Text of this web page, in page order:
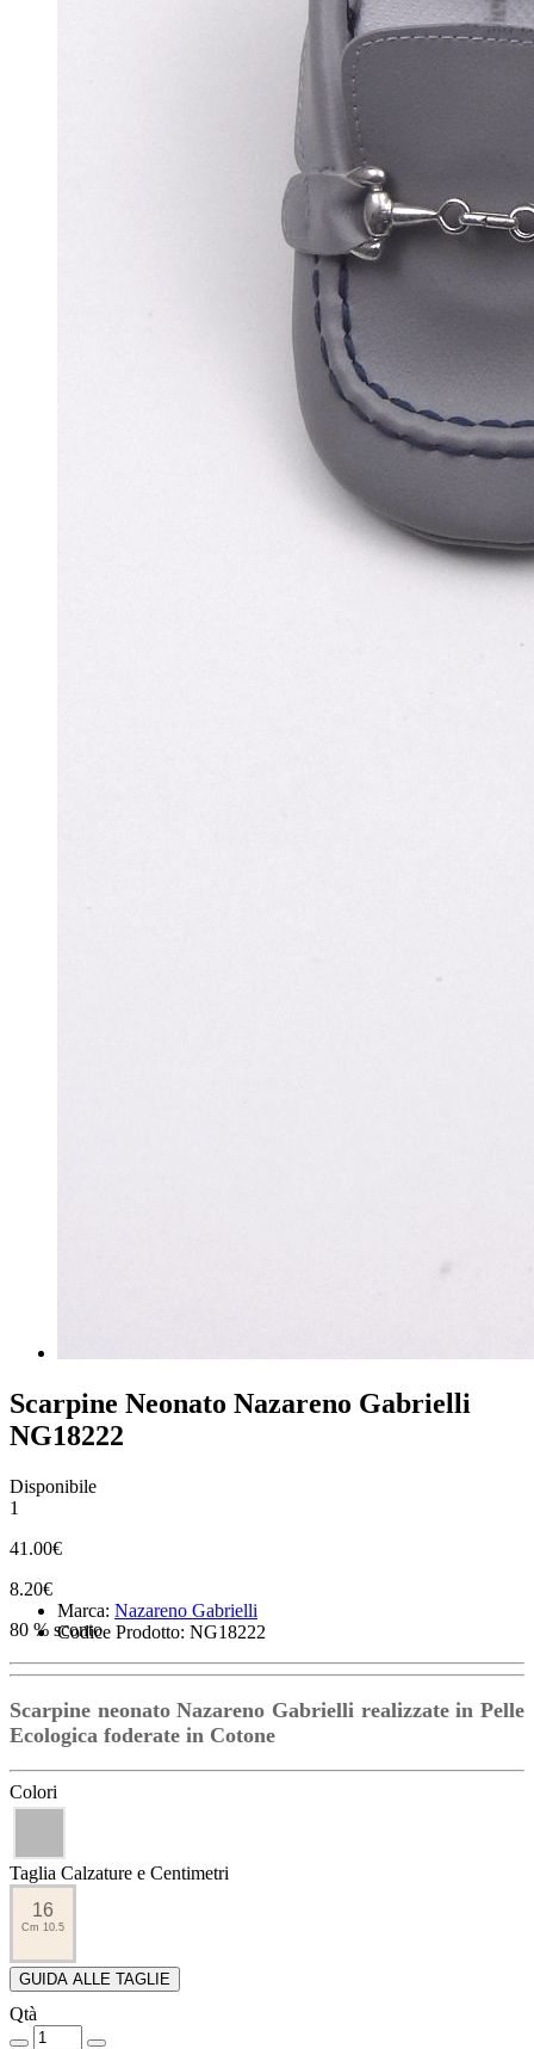
Scarpine Neonato Nazareno Gabrielli
NG18222
Disponibile
1
41.00€
8.20€
80 % sconto
Marca: Nazareno Gabrielli
Codice Prodotto: NG18222
Scarpine neonato Nazareno Gabrielli realizzate in Pelle
Ecologica foderate in Cotone
Colori
Taglia Calzature e Centimetri
16
Cm 10.5
GUIDA ALLE TAGLIE
Qtà